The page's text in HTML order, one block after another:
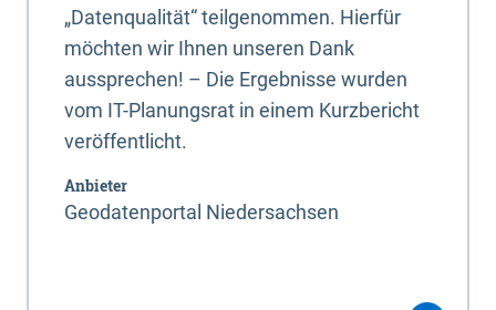
„Datenqualität“ teilgenommen. Hierfür
möchten wir Ihnen unseren Dank
aussprechen! – Die Ergebnisse wurden
vom IT-Planungsrat in einem Kurzbericht
veröffentlicht.
Anbieter
Geodatenportal Niedersachsen